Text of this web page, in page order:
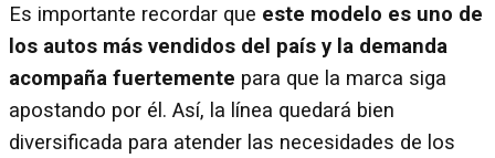
Es importante recordar que este modelo es uno de
los autos más vendidos del país y la demanda
acompaña fuertemente para que la marca siga
apostando por él. Así, la línea quedará bien
diversificada para atender las necesidades de los